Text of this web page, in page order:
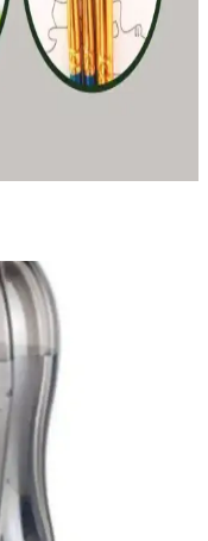
Neo Felsefe
Hobi Sanat ve